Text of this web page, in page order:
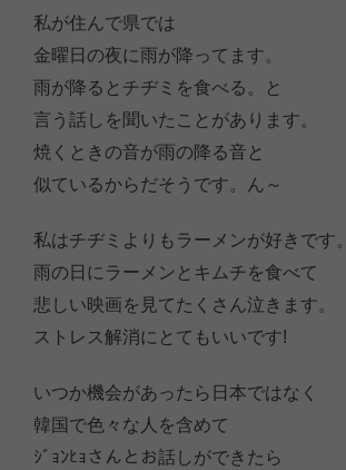
私が住んで県では
金曜日の夜に雨が降ってます。
雨が降るとチヂミを食べる。と
言う話しを聞いたことがあります。
焼くときの音が雨の降る音と
似ているからだそうです。ん～
私はチヂミよりもラーメンが好きです。
雨の日にラーメンとキムチを食べて
悲しい映画を見てたくさん泣きます。
ストレス解消にとてもいいです!
いつか機会があったら日本ではなく
韓国で色々な人を含めて
ｼﾞｮﾝﾋｮさんとお話しができたら